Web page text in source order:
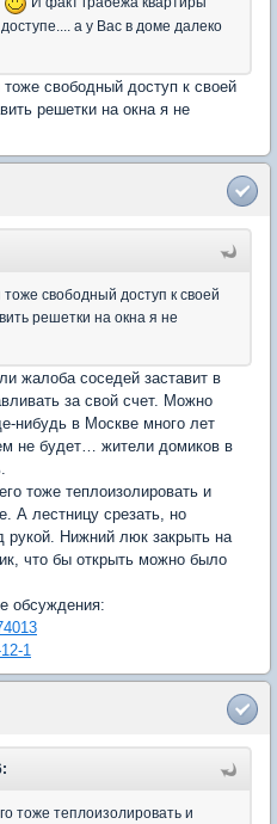
а у Вас в доме далеко
свободный доступ к своей
решетки на окна я не
свободный доступ к своей
решетки на окна я не
жалоба соседей заставит в
за свой счет. Можно
нибудь в Москве много лет
не будет… жители домиков в
тоже теплоизолировать и
А лестницу срезать, но
рукой. Нижний люк закрыть на
что бы открыть можно было
обсуждения:
1
тоже теплоизолировать и